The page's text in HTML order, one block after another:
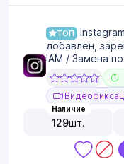
ТОП
добавлен,
IAM / Замена
Наличие
129шт.